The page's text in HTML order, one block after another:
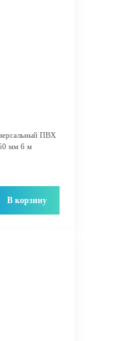
ПВХ
мм 6 м
В корзину